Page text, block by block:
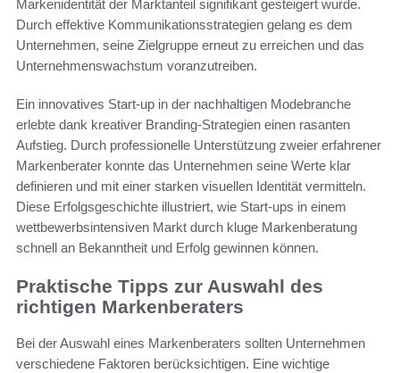
Markenidentität der Marktanteil signifikant gesteigert wurde.
Durch effektive Kommunikationsstrategien gelang es dem
Unternehmen, seine Zielgruppe erneut zu erreichen und das
Unternehmenswachstum voranzutreiben.
Ein innovatives Start-up in der nachhaltigen Modebranche
erlebte dank kreativer Branding-Strategien einen rasanten
Aufstieg. Durch professionelle Unterstützung zweier erfahrener
Markenberater konnte das Unternehmen seine Werte klar
definieren und mit einer starken visuellen Identität vermitteln.
Diese Erfolgsgeschichte illustriert, wie Start-ups in einem
wettbewerbsintensiven Markt durch kluge Markenberatung
schnell an Bekanntheit und Erfolg gewinnen können.
Praktische Tipps zur Auswahl des
richtigen Markenberaters
Bei der Auswahl eines Markenberaters sollten Unternehmen
verschiedene Faktoren berücksichtigen. Eine wichtige